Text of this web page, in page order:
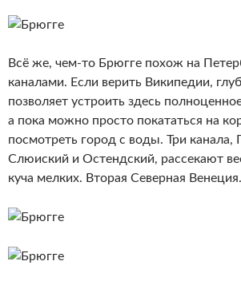
Всё же, чем-то Брюгге похож на
каналами. Если верить Википедии,
позволяет устроить здесь
а пока можно просто покататься на
посмотреть город с воды. Три канала,
Слюиский и Остендский, рассекают
куча мелких. Вторая Северная Венеция.